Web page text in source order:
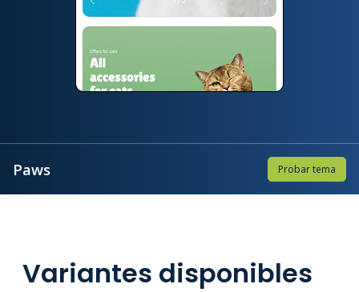
Paws Probar tema
Variantes disponibles